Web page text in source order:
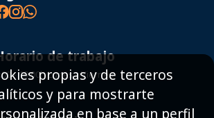
- 19:00h Lunes - Viernes
del sitio
propias y de terceros
y para mostrarte
en base a un perfil